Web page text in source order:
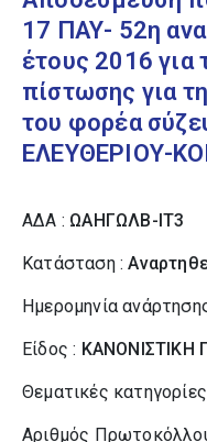
17 ΠΑΥ- 52η
έτους 2016 για
πίστωσης για
του φορέα
ΕΛΕΥΘΕΡΙΟΥ-
ΑΔΑ : ΩΑΗΓΩΛΒ-ΙΤ3
Κατάσταση :
Ημερομηνία
Είδος : ΚΑΝΟΝΙΣΤΙΚΗ
Θεματικές
Αριθμός